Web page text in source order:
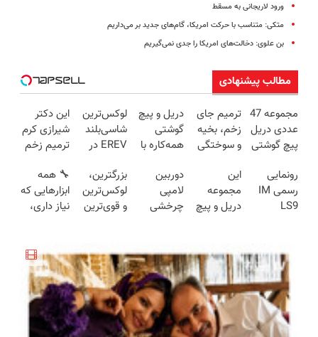
ورود لاریجانی به مسقط
متکی: متناسب با حرکت امریکا، گام‌های جدید بر می‌داریم
بن علوی: دخالت‌های امریکا را جدی نمی‌گیریم
مطالب پیشنهادی
مجموعه 47
عددی دریل
پیچ گوشتی
(تخفیف به
مدت
محدود)
ترمیم جای
زخم، بخیه
و سوختگی
هفته!!😍
دریل و پیچ
گوشتی
همه‌کاره با
هوشمند ⚙️
(نصف
قیمت بازار
لوکس‌ترین
شاسی‌بلند
EREV در
نیکا موتور
رونمایی
شد!
این دکتر
شیرازی کرم
ترمیم زخم
ساخت!!!
رونمایی
رسمی IM
LS9
ایران
این
مجموعه
دریل و پیچ
نصف قیمت
بخر!😉
دوربین
لامپی
چرخشی
حراج شد🔥
پرداخت
درب منزل
بزرگترین،
لوکس‌ترین
و قوی‌ترین
در ایران
رونمایی شد
🔧 همه
ابزارهایی که
نیاز داری،
تخفیف به
مدت
محدود